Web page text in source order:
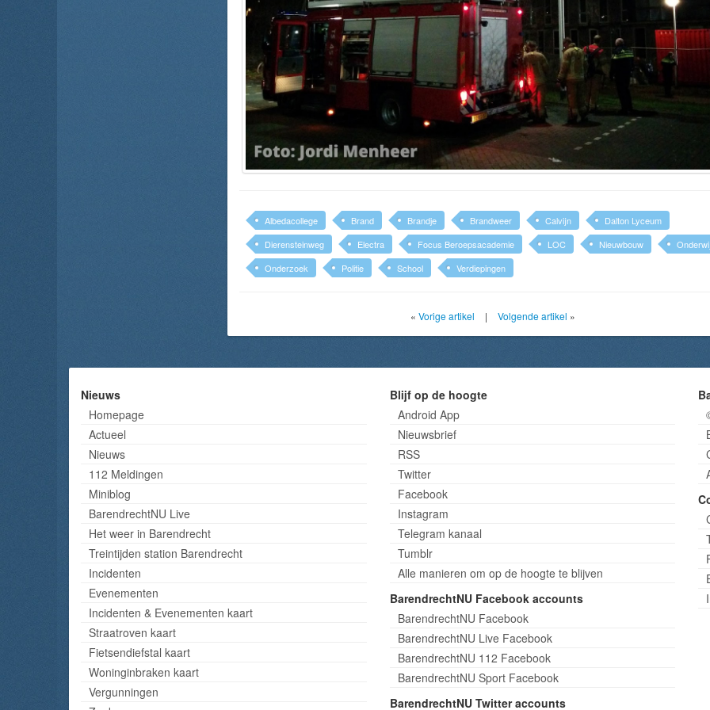
Albedacollege Brand Brandje Brandweer Calvijn
Dalton Lyceum
Dierensteinweg
Electra Focus Beroepsacademie LOC Nieuwbouw
Onderzoek
Politie School Verdiepingen
« Vorige artikel | Volgende artikel »
Nieuws
Homepage
Actueel
Nieuws
112 Meldingen
Miniblog
BarendrechtNU Live
Het weer in Barendrecht
Treintijden station Barendrecht
Incidenten
Evenementen
Incidenten & Evenementen kaart
Straatroven kaart
Fietsendiefstal kaart
Woninginbraken kaart
Vergunningen
Blijf op de hoogte
Android App
Nieuwsbrief
RSS
Twitter
Facebook
Instagram
Telegram kanaal
Tumblr
Alle manieren om op de hoogte te blijven
BarendrechtNU Facebook accounts
BarendrechtNU Facebook
BarendrechtNU Live Facebook
BarendrechtNU 112 Facebook
BarendrechtNU Sport Facebook
BarendrechtNU Twitter accounts